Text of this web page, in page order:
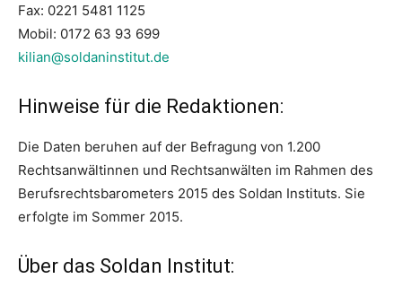
Fax: 0221 5481 1125
Mobil: 0172 63 93 699
kilian@soldaninstitut.de
Hinweise für die Redaktionen:
Die Daten beruhen auf der Befragung von 1.200
Rechtsanwältinnen und Rechtsanwälten im Rahmen des
Berufsrechtsbarometers 2015 des Soldan Instituts. Sie
erfolgte im Sommer 2015.
Über das Soldan Institut: